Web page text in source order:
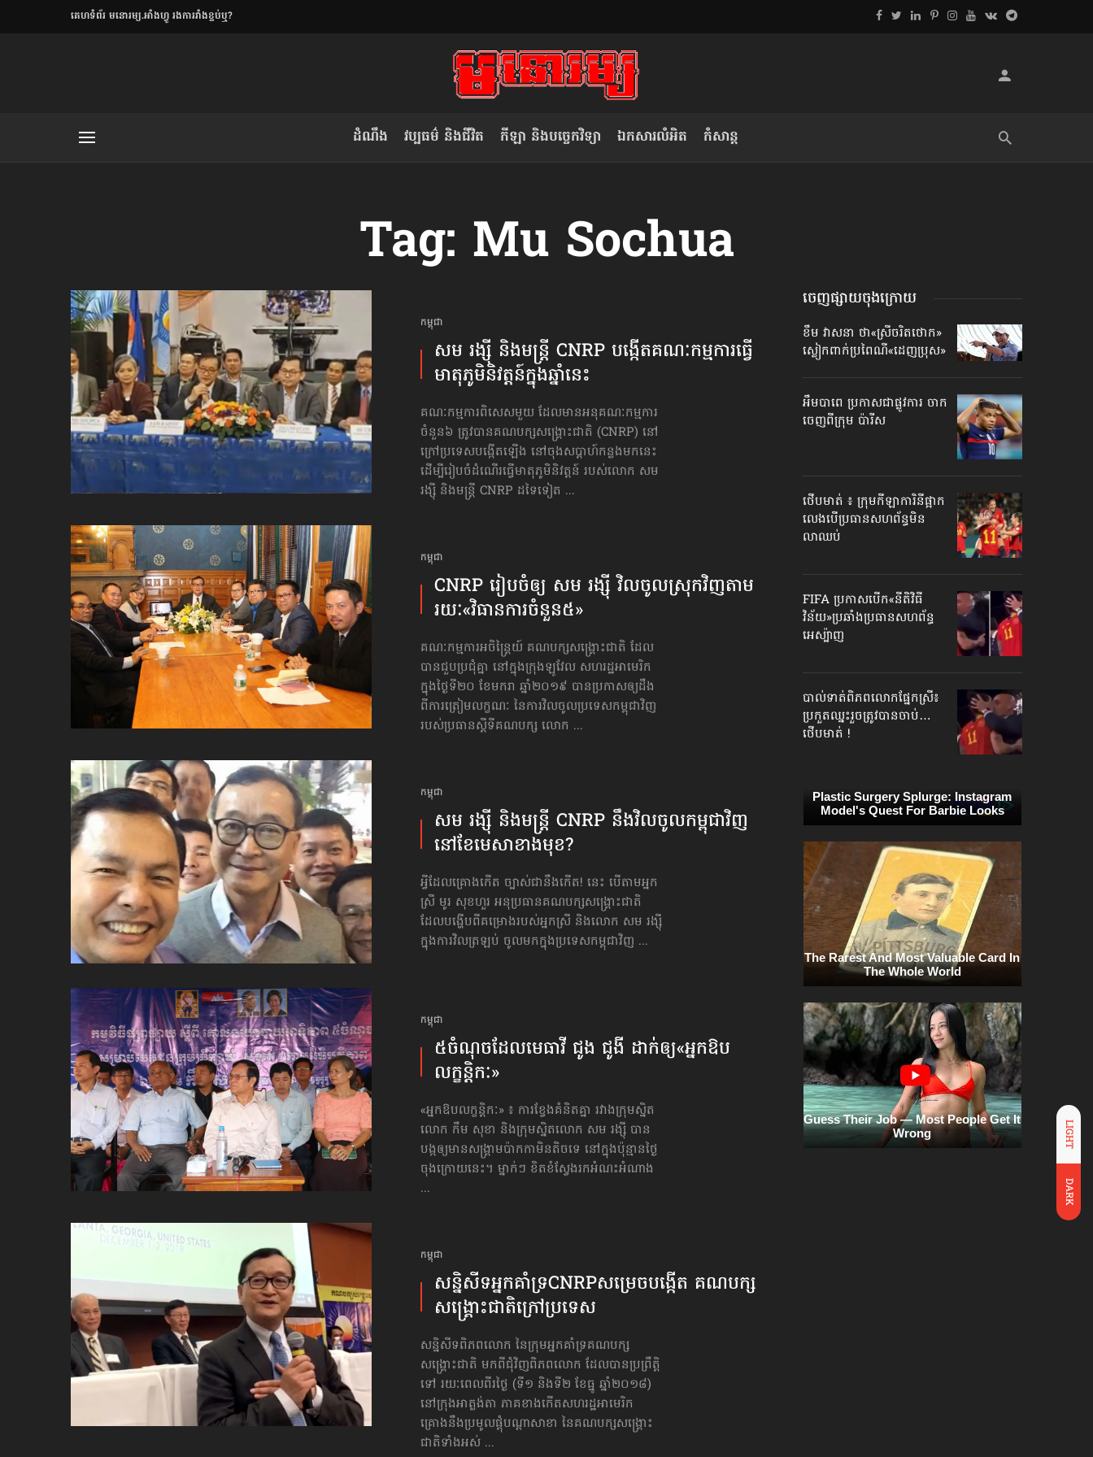
LIGHT
DARK
​គេហទំព័រ មនោរម្យ.អាំងហ្វូ រងការរាំងខ្ទប់ឬ?
ដំណឹង វប្បធម៌ និងជីវិត កីឡា និងបច្ចេកវិទ្យា ឯកសារលំអិត កំសាន្ដ
Tag: Mu Sochua
កម្ពុជា
សម រង្ស៊ី និងមន្ត្រី CNRP បង្កើត​គណៈកម្មការ​ធ្វើ​
មាតុភូមិនិវត្តន៍​ក្នុងឆ្នាំនេះ
គណៈកម្មការពិសេសមួយ ដែលមានអនុគណៈកម្មការ
ចំនួន៦ ត្រូវបានគណបក្សសង្គ្រោះជាតិ (CNRP) នៅ
ក្រៅប្រទេសបង្កើតឡើង នៅចុងសប្ដាហ៍កន្លងមកនេះ
ដើម្បីរៀបចំដំណើរធ្វើមាតុភូមិនិវត្តន៍ របស់លោក សម
រង្ស៊ី និងមន្ត្រី CNRP ដទៃទៀត ...
កម្ពុជា
CNRP រៀបចំ​ឲ្យ សម រង្ស៊ី វិល​ចូលស្រុក​វិញ​តាម​
រយៈ​«វិធានការចំនួន៥»
គណៈកម្មការអចិន្ត្រៃយ៍ គណបក្សសង្គ្រោះជាតិ ដែល
បានជួបប្រជុំគ្នា នៅក្នុងក្រុងឡូវែល សហរដ្ឋអាមេរិក
ក្នុងថ្ងៃទី២០ ខែមករា ឆ្នាំ២០១៩ បានប្រកាសឲ្យដឹង
ពីការត្រៀមលក្ខណៈ នៃការវិលចូលប្រទេសកម្ពុជាវិញ
របស់ប្រធានស្ដីទីគណបក្ស លោក ...
កម្ពុជា
សម រង្ស៊ី និង​មន្ត្រី CNRP នឹង​វិលចូល​កម្ពុជា​វិញ
នៅ​ខែ​មេសា​ខាង​មុខ?
អ្វីដែលគ្រោងកើត ច្បាស់ជានឹងកើត! នេះ បើតាមអ្នក
ស្រី មូរ សុខហួរ អនុប្រធានគណបក្សសង្គ្រោះជាតិ
ដែលបង្ហើបពីគម្រោងរបស់អ្នកស្រី និងលោក សម រង្ស៊ី
ក្នុងការវិលត្រឡប់ ចូលមកក្នុងប្រទេសកម្ពុជាវិញ ...
កម្ពុជា
៥ចំណុច​ដែល​មេធាវី ជូង ជូងី ដាក់​ឲ្យ​«អ្នក​ឱប​
លក្ខន្តិកៈ»
«អ្នក​ឱប​លក្ខន្តិកៈ» ៖ ការខ្វែងគំនិតគ្នា រវាងក្រុមស្និត
លោក កឹម សុខា និងក្រុមស្និតលោក សម រង្ស៊ី បាន
បង្ក​ឲ្យមាន​សង្គ្រាមប៉ាកកាមិនតិចទេ នៅក្នុងប៉ុន្មានថ្ងៃ
ចុងក្រោយនេះ។ ម្នាក់ៗ ខិតខំស្វែងរកអំណះអំណាង
...
កម្ពុជា
សន្និសីទ​អ្នក​គាំទ្រCNRP​សម្រេច​បង្កើត​ គណបក្ស​
សង្គ្រោះជាតិ​ក្រៅប្រទេស
សន្និសីទពិភពលោក នៃក្រុមអ្នកគាំទ្រ​គណបក្ស​
សង្គ្រោះជាតិ មកពីជុំវិញពិភពលោក ដែលបានប្រព្រឹត្តិ
ទៅ រយៈពេលពីរថ្ងៃ (ទី១ និងទី២ ខែធ្នូ ឆ្នាំ២០១៨)
នៅក្រុងអាត្លង់តា ភាគខាងកើតសហរដ្ឋអាមេរិក
គ្រោងនឹងប្រមូលផ្ដុំបណ្ដាសាខា នៃគណបក្សសង្គ្រោះ
ជាតិទាំងអស់ ...
ចេញផ្សាយចុងក្រោយ
ខឹម វាសនា ថា«ស្រីចរិតថោក»​
ស្លៀកពាក់ប្រពៃណី​«ដេញប្រុស»
អឹមបាពេ ប្រកាសជាផ្លូវការ ចាក
ចេញពីក្រុម ប៉ារីស
ថើបមាត់ ៖ ក្រុមកីឡាការិនី​ផ្អាក
លេង​​បើប្រធានសហព័ន្ធ​មិន
លាឈប់
FIFA ប្រកាសបើក​«នីតិវិធី
វិន័យ»​ប្រឆាំងប្រធានសហព័ន្ធ​
អេស្ប៉ាញ
បាល់ទាត់​ពិភពលោក​ផ្នែកស្រី៖
ប្រកួតឈ្នះរួច​ត្រូវបានចាប់…
ថើបមាត់ !
សម រង្ស៊ី៖ កម្ពុជាគួរមើលគំរូ​តាម​
វៀតណាម ក្នុង​ការប្តូរ​មេដឹកនាំ របស់​
ខ្លួន
លិខិតប្រិយមិត្ត៖ «កាមតណ្ហា​
មនុស្ស»
ខឹម វាសនា ថា«ស្រី
ចរិតថោក»​ស្លៀកពាក់
ប្រពៃណី​«ដេញប្រុស»
អឹមបាពេ ប្រកាសជាផ្លូវការ
ចាកចេញពីក្រុម ប៉ារីស
ផ្អាកលេង​​បើប្រធានសហព័ន្ធ​